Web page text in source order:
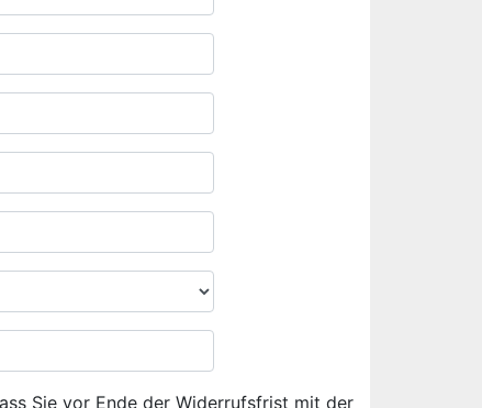
Sie vor Ende der Widerrufsfrist mit der